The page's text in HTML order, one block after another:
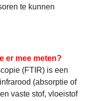
te kunnen
er mee meten?
(FTIR) is een
(absorptie of
vaste stof, vloeistof